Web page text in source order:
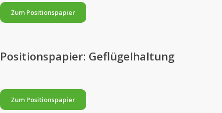
Zum Positionspapier
Positionspapier: Geflügelhaltung
Zum Positionspapier